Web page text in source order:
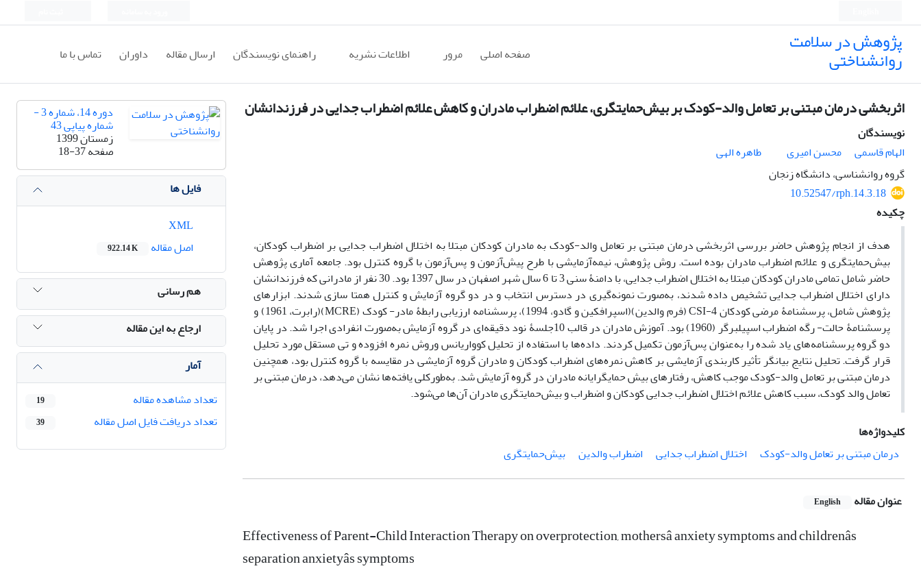
پژوهش در سلامت
روانشناختی صفحه اصلی مرور اطلاعات نشریه راهنمای نویسندگان ارسال مقاله داوران تماس با ما
اثربخشی درمان مبتنی بر تعامل والد-کودک بر بیش‌حمایتگری، علائم اضطراب مادران و کاهش علائم اضطراب جدایی در فرزندانشان
نویسندگان
الهام قاسمی
محسن امیری
طاهره الهی
گروه روانشناسی، دانشگاه زنجان
10.52547/rph.14.3.18
چکیده
هدف از انجام پژوهش حاضر بررسی اثربخشی درمان مبتنی بر تعامل والد-کودک به مادران کودکان مبتلا به اختلال اضطراب جدایی بر اضطراب کودکان،
بیش‌حمایتگری و علائم اضطراب مادران بوده است. روش پژوهش، نیمه‌آزمایشی با طرح پیش‌آزمون و پس‌آزمون با گروه کنترل بود. جامعه آماری پژوهش
حاضر شامل تمامی مادران کودکان مبتلا به اختلال اضطراب جدایی، با دامنۀ سنی 3 تا 6 سال شهر اصفهان در سال 1397 بود. 30 نفر از مادرانی که فرزندانشان
دارای اختلال اضطراب جدایی تشخیص داده شدند، به‌صورت نمونه‌گیری در دسترس انتخاب و در دو گروه آزمایش و کنترل همتا سازی شدند. ابزارهای
پژوهش شامل، پرسشنامۀ مرضی کودکان 4-CSI
(فرم والدین)(اسپرافکین و گادو، 1994)، پرسشنامه ارزیابی رابطۀ مادر- کودک (MCRE
)(رابرت، 1961) و
پرسشنامۀ حالت- رگه اضطراب اسپیلبرگر (1960) بود. آموزش مادران در قالب 10جلسۀ نود دقیقه‌ای در گروه آزمایش به‌صورت انفرادی اجرا شد. در پایان
دو گروه پرسشنامه‌های یاد شده را به‌عنوان پس‌آزمون تکمیل کردند. داده‌ها با استفاده از تحلیل کوواریانس وروش نمره افزوده و تی مستقل مورد تحلیل
قرار گرفت. تحلیل نتایج بیانگر تأثیر کاربندی آزمایشی بر کاهش نمره‌های اضطراب کودکان و مادران گروه آزمایشی در مقایسه با گروه کنترل بود، همچنین
درمان مبتنی بر تعامل والد-کودک موجب کاهش، رفتارهای بیش حمایگرایانه مادران در گروه آزمایش شد. به‌طورکلی یافته‌ها نشان می‌دهد، درمان مبتنی بر
تعامل والد کودک، سبب کاهش علائم اختلال اضطراب جدایی کودکان و اضطراب و بیش‌حمایتگری مادران آن‌ها می‌شود.
کلیدواژه‌ها
درمان مبتنی بر تعامل والد-کودک
اختلال اضطراب جدایی اضطراب والدین بیش‌حمایتگری
عنوان مقاله English
Effectiveness of Parent-Child Interaction Therapy on overprotection, mothersâ anxiety symptoms and childrenâs
separation anxietyâs symptoms
دوره 14، شماره 3 -
شماره پیاپی 43
زمستان 1399
صفحه18-37
فایل ها
اصل مقاله
922.14 K
هم رسانی
ارجاع به این مقاله
آمار
تعداد مشاهده مقاله
19
تعداد دریافت فایل اصل مقاله 39